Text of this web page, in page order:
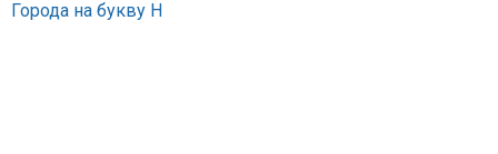
Города на букву Н